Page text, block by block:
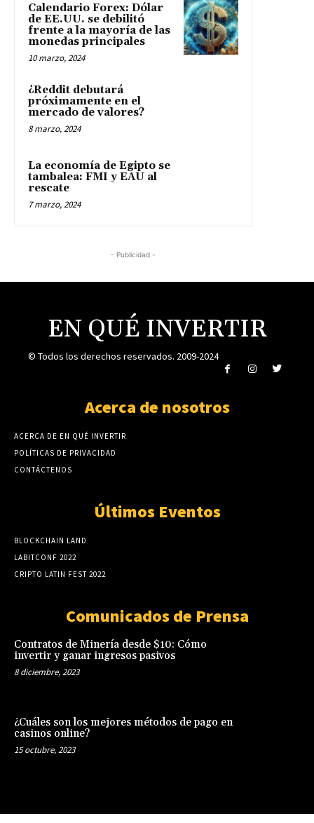
Calendario Forex: Dólar
de EE.UU. se debilitó
frente a la mayoría de las
monedas principales
10 marzo, 2024
¿Reddit debutará
próximamente en el
mercado de valores?
8 marzo, 2024
La economía de Egipto se
tambalea: FMI y EAU al
rescate
7 marzo, 2024
- Publicidad -
EN QUÉ INVERTIR
© Todos los derechos reservados. 2009-2024
Acerca de nosotros
ACERCA DE EN QUÉ INVERTIR
POLÍTICAS DE PRIVACIDAD
CONTÁCTENOS
Últimos Eventos
BLOCKCHAIN LAND
LABITCONF 2022
CRIPTO LATIN FEST 2022
Comunicados de Prensa
Contratos de Minería desde $10: Cómo
invertir y ganar ingresos pasivos
8 diciembre, 2023
¿Cuáles son los mejores métodos de pago en
casinos online?
15 octubre, 2023